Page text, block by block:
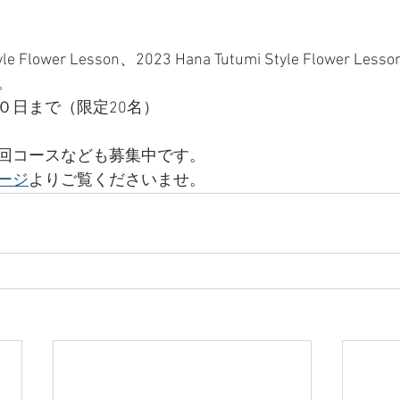
Flower Lesson、2023 Hana Tutumi Style Flower
日まで（限定20名）
コースなども募集中です。
ジよりご覧くださいませ。